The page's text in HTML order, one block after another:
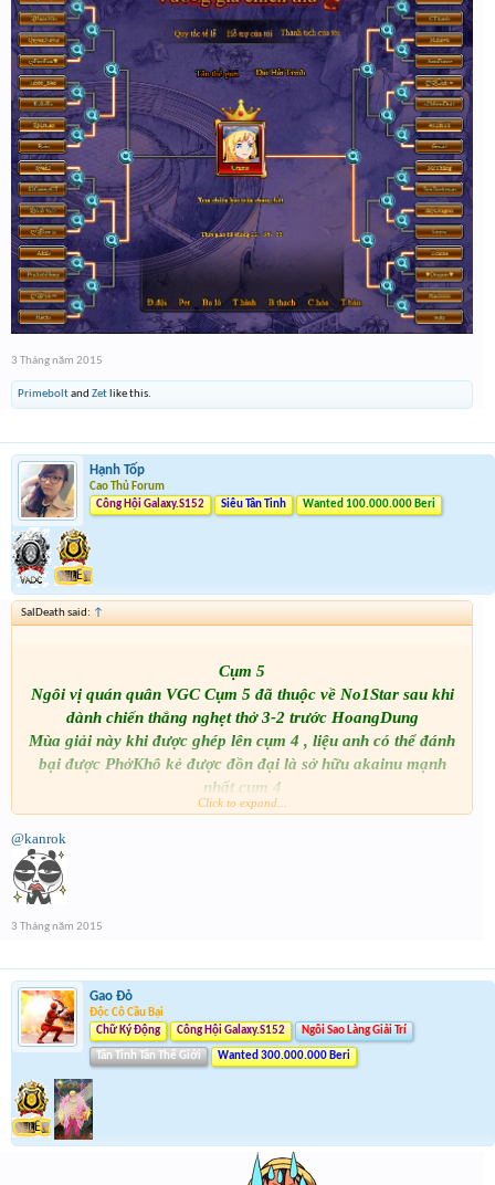
3 Tháng năm 2015
Primeboltand Zet like this.
Hạnh Tốp
Cao Thủ Forum
Công Hội Galaxy.S152
Siêu Tân Tinh Wanted 100.000.000 Beri
SalDeath said: ↑
Cụm 5
Ngôi vị quán quân VGC Cụm 5 đã thuộc về No1Star sau khi
dành chiến thắng nghẹt thở 3-2 trước HoangDung
Mùa giải này khi được ghép lên cụm 4 , liệu anh có thể đánh
bại được PhởKhô kẻ được đồn đại là sở hữu akainu mạnh
nhất cụm 4
Click to expand...
@kanrok
3 Tháng năm 2015
Gao Đỏ
Độc Cô Cầu Bại
Chữ Ký Động
Công Hội Galaxy.S152 Ngôi Sao Làng Giải Trí
Tân Tinh Tân Thế Giới Wanted 300.000.000 Beri